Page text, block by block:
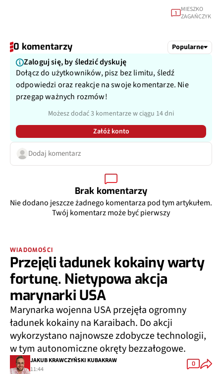
1
MIESZKO
ZAGAŃCZYK
0 komentarzy Popularne
Zaloguj się, by śledzić dyskuję
Dołącz do użytkowników, pisz bez limitu, śledź
odpowiedzi oraz reakcje na swoje komentarze. Nie
przegap ważnych rozmów!
Możesz dodać 3 komentarze w ciągu 14 dni
Załóż konto
Dodaj komentarz
Brak komentarzy
Nie dodano jeszcze żadnego komentarza pod tym artykułem.
Twój komentarz może być pierwszy
WIADOMOŚCI
Przejęli ładunek kokainy warty
fortunę. Nietypowa akcja
marynarki USA
Marynarka wojenna USA przejęła ogromny
ładunek kokainy na Karaibach. Do akcji
wykorzystano najnowsze zdobycze technologii,
w tym autonomiczne okręty bezzałogowe.
JAKUB KRAWCZYŃSKI KUBAKRAW
11:44
0